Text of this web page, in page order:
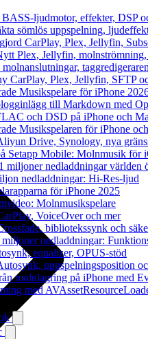
ljudmotor, effekter, DSP
sömlös uppspelning,
CarPlay, Plex, Jellyfin,
Plex, Jellyfin, molnströmning,
CarPlay, Plex, Jellyfin, SFTP
Musikspelare för iPhone
till Markdown med
och DSD på iPhone och
Musikspelaren för iPhone
Drive, Synology, nya
Setapp Mobile: Molnmusik för
miljoner nedladdningar världen
nedladdningar: Hi-Res-ljud
för iPhone 2025
Molnmusikspelare
VoiceOver och mer
bibliotekssynk och
nedladdningar:
equalizer, OPUS-stöd
uppspelningsposition
molnlagring på iPhone med
med